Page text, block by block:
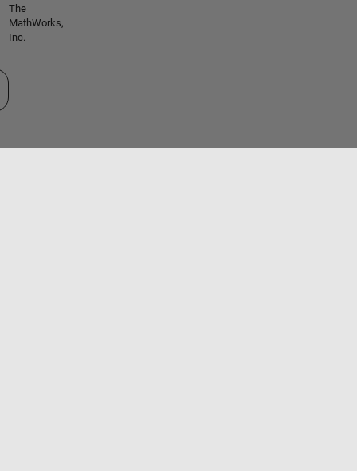
The
MathWorks,
Inc.
un site web